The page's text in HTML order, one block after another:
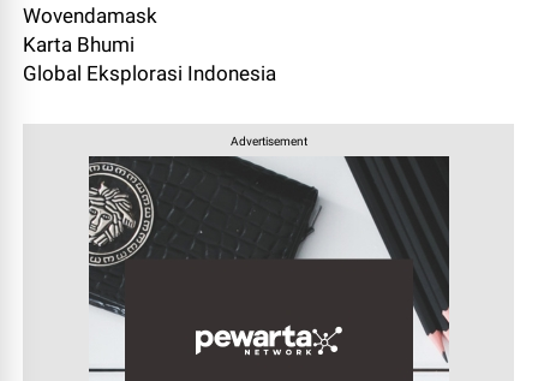
Wovendamask
Karta Bhumi
Global Eksplorasi Indonesia
Advertisement